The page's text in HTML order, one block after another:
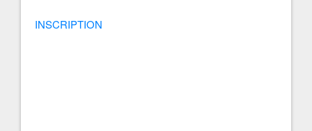
INSCRIPTION